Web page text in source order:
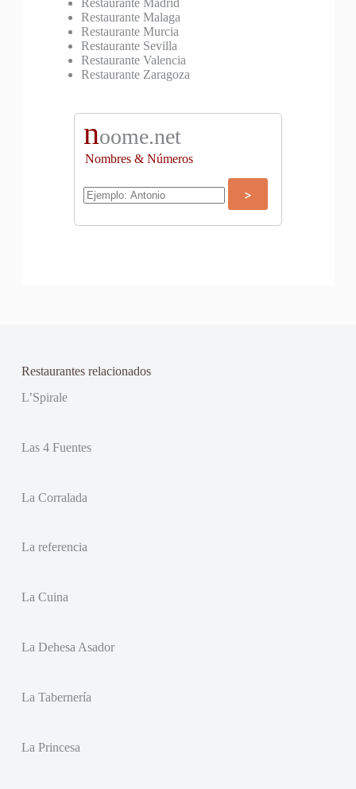
Restaurante Madrid
Restaurante Malaga
Restaurante Murcia
Restaurante Sevilla
Restaurante Valencia
Restaurante Zaragoza
noome.net
Nombres & Números
Restaurantes relacionados
L’Spirale
Las 4 Fuentes
La Corralada
La referencia
La Cuina
La Dehesa Asador
La Tabernería
La Princesa